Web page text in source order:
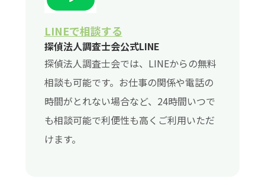
LINEで相談する
探偵法人調査士会公式LINE
探偵法人調査士会では、LINEからの無料
相談も可能です。お仕事の関係や電話の
時間がとれない場合など、24時間いつで
も相談可能で利便性も高くご利用いただ
けます。